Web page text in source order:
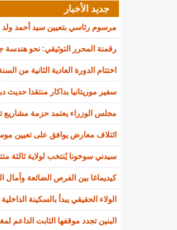
جديد الأخبار
مرسوم رئاسي بتعيين سيد أحمد
رقمنة المحرر التوثيقي: نحو هندسة
اختتام الدورة العادية الثانية من السنة
سفير موريتانيا بداكار منتقدا
مجلس الوزراء يعتمد حزمة مشاريع
ائتلاف معارض يوافق على تعيين
سيدني سوخونا يُنتخب لولاية ثالثة
كيديماغا بين الفرص الضائعة وآمال
الولاء الحقيقي يبدأ بالسكينة
البنين تجدد موقفها الثابت الداعم